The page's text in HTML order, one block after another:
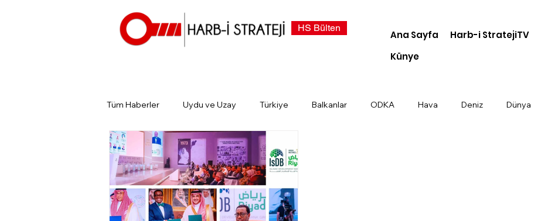
HS Bülten
Ana Sayfa Harb-i StratejiTV
Künye
Tüm Haberler Uydu ve Uzay Türkiye Balkanlar ODKA Hava Deniz Dünya
Günün Gündemi Tarihin Gündemi